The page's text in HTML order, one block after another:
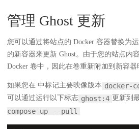
管理 Ghost 更新
您可以通过将站点的 Docker 容器替换为
的新容器来更新 Ghost。由于您的站点内
Docker 卷中，因此在卷重新附加到新容器
如果您在 中标记主要映像版本 docker-
可以通过运行以下标志 ghost:4 更新到
compose up
--pull